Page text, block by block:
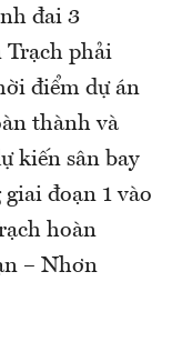
đai 3
Trạch phải
điểm dự án
thành và
kiến sân bay
đoạn 1 vào
hoàn
– Nhơn